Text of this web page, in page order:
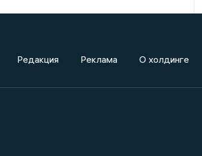
Редакция Реклама О холдинге